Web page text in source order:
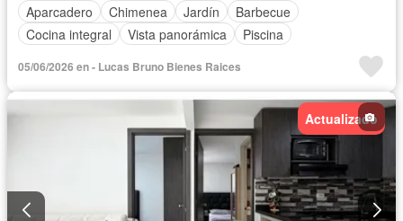
Aparcadero
Chimenea Jardín
Barbecue
Cocina integral
Vista panorámica Piscina
05/06/2026 en - Lucas Bruno Bienes Raices
Actualizado